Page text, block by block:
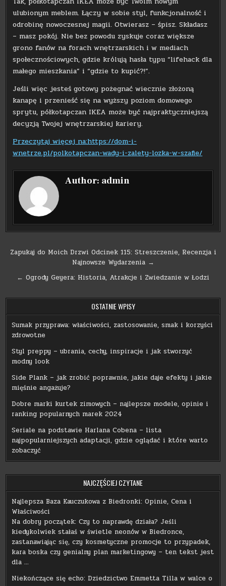
ulubionym meblem. Łączy w sobie styl, funkcjonalność i
odrobinę nowoczesnej magii. Otwierasz – śpisz. Składasz
– masz pokój. Nie bez powodu zyskuje coraz większe
grono fanów na forach wnętrzarskich i w mediach
społecznościowych, gdzie królują hasła typu “lifehack dla
małego mieszkania” i “gdzie to kupić?!”.
Jeśli więc jesteś gotowy pożegnać wiecznie złożoną
kanapę i przenieść się na wyższy poziom domowego
sprytu, półkotapczan IKEA może być najpraktyczniejszą
decyzją Twojej wnętrzarskiej kariery.
Przeczytaj więcej na:https://dom-i-
wnetrze.pl/polkotapczan-wady-i-zalety-lozka-w-szafie/
Author: admin
Nawigacja
Zapukaj do Moich Drzwi Odcinek 115: Streszczenie, Recenzja i
Najnowsze Wydarzenia →
← Ogrody Geyera: Historia, Atrakcje i Zwiedzanie w Łodzi
OSTATNIE WPISY
Sumak przyprawa: właściwości, zastosowanie, smak i korzyści
zdrowotne
Styl preppy – ubrania, cechy, inspiracje i jak stworzyć
modny look
Side Plank – jak zrobić poprawnie, jakie daje efekty i jakie
mięśnie angażuje?
Dobre marki kurtek zimowych – najlepsze modele, opinie i
ranking popularnych marek 2024
Seriale na podstawie Harlana Cobena – lista
najpopularniejszych adaptacji, gdzie oglądać i które warto
zobaczyć
NAJCZĘŚCIEJ CZYTANE
Najlepsza Baza Kauczukowa z Biedronki: Opinie, Cena i
Właściwości
Na dobry początek: Czy to naprawdę działa? Jeśli
kiedykolwiek stałaś w świetle neonów w Biedronce,
zastanawiając się, czy kosmetyczne promocje to przypadek,
kara boska czy genialny plan marketingowy – ten tekst jest
dla …
Niekończące się echo: Dziedzictwo Emmetta Tilla w walce o